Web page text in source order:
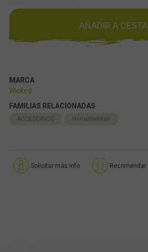
AÑADIR A CESTA
MARCA
Wicked
FAMILIAS RELACIONADAS
ACCESORIOS Herramientas
Solicitar más info Recomendar